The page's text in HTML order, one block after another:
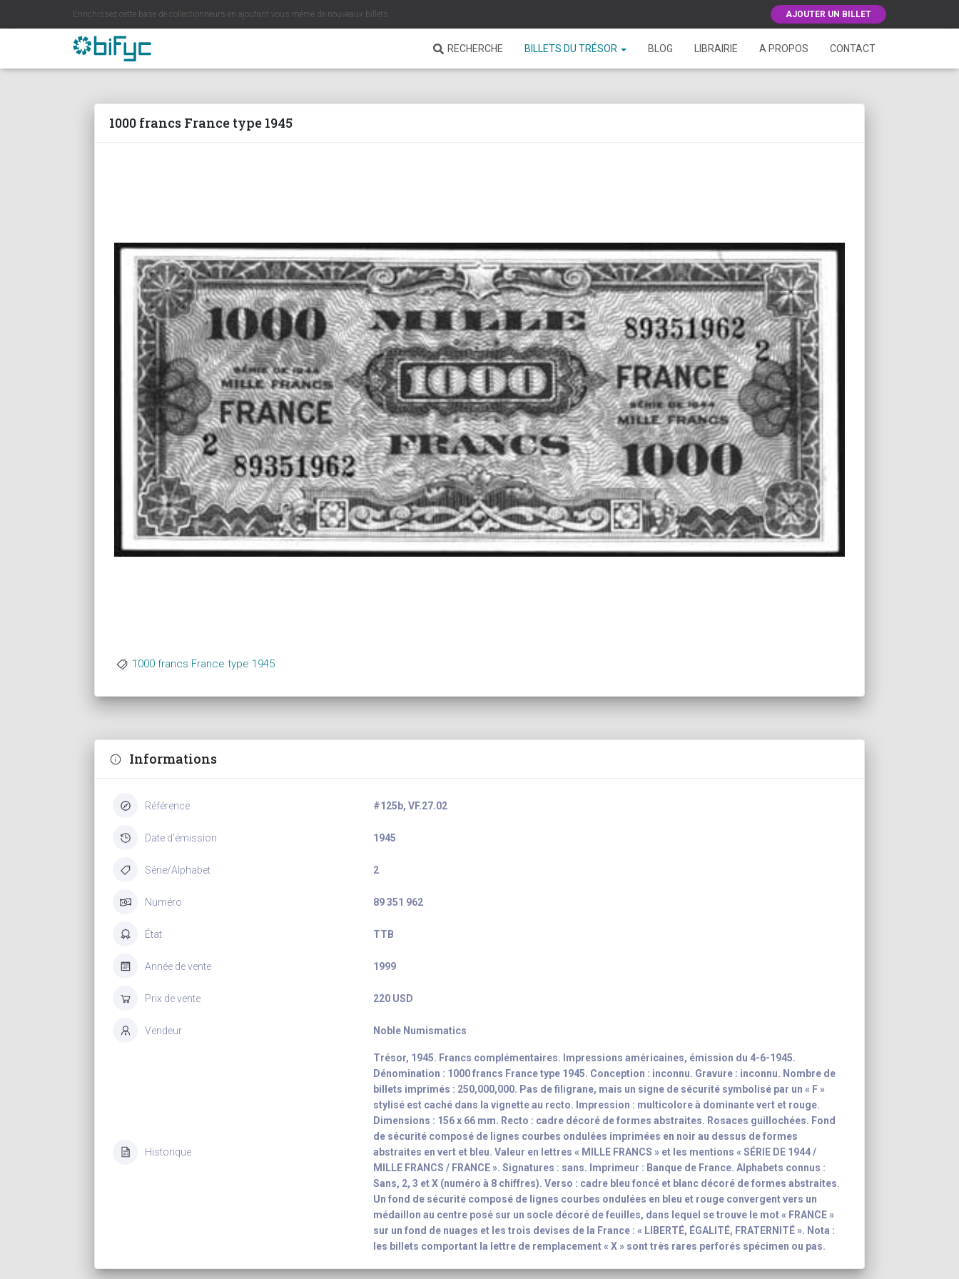
Enrichissez cette base de collectionneurs en ajoutant vous même de nouveaux billets AJOUTER UN BILLET
RECHERCHE BILLETS DU TRÉSOR BLOG LIBRAIRIE A PROPOS CONTACT
1000 francs France type 1945
1000 francs France type 1945
Informations
Référence #125b, VF.27.02
Date d'émission 1945
Série/Alphabet 2
Numéro 89 351 962
État TTB
Année de vente 1999
Prix de vente 220 USD
Vendeur Noble Numismatics
Historique
Trésor, 1945. Francs complémentaires. Impressions américaines, émission du 4-6-1945.
Dénomination : 1000 francs France type 1945. Conception : inconnu. Gravure : inconnu. Nombre de
billets imprimés : 250,000,000. Pas de filigrane, mais un signe de sécurité symbolisé par un « F »
stylisé est caché dans la vignette au recto. Impression : multicolore à dominante vert et rouge.
Dimensions : 156 x 66 mm. Recto : cadre décoré de formes abstraites. Rosaces guillochées. Fond
de sécurité composé de lignes courbes ondulées imprimées en noir au dessus de formes
abstraites en vert et bleu. Valeur en lettres « MILLE FRANCS » et les mentions « SÉRIE DE 1944 /
MILLE FRANCS / FRANCE ». Signatures : sans. Imprimeur : Banque de France. Alphabets connus :
Sans, 2, 3 et X (numéro à 8 chiffres). Verso : cadre bleu foncé et blanc décoré de formes abstraites.
Un fond de sécurité composé de lignes courbes ondulées en bleu et rouge convergent vers un
médaillon au centre posé sur un socle décoré de feuilles, dans lequel se trouve le mot « FRANCE »
sur un fond de nuages et les trois devises de la France : « LIBERTÉ, ÉGALITÉ, FRATERNITÉ ». Nota :
les billets comportant la lettre de remplacement « X » sont très rares perforés spécimen ou pas.